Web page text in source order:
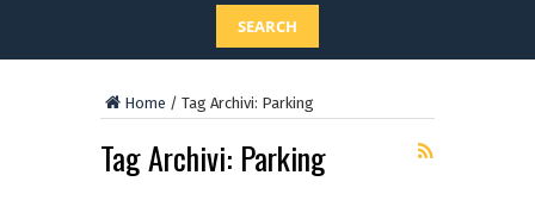
SEARCH
Home / Tag Archivi: Parking
Tag Archivi: Parking